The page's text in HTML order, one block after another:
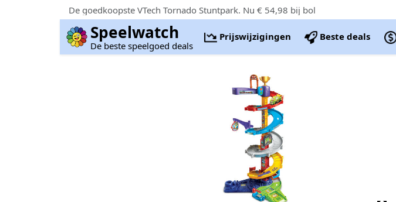
De goedkoopste VTech Tornado Stuntpark. Nu € 54,98 bij bol
Speelwatch
De beste speelgoed deals
Prijswijzigingen Beste deals